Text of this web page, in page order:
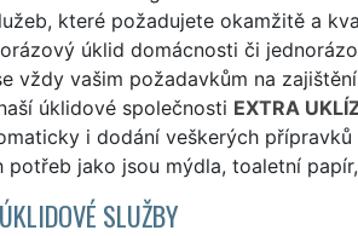
které požadujete okamžitě a
úklid domácnosti či
vždy vašim požadavkům na
úklidové společnosti EXTRA
i dodání veškerých
potřeb jako jsou mýdla, toaletní
SLUŽBY